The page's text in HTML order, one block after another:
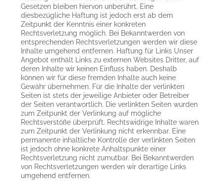
Gesetzen bleiben hiervon unberührt. Eine
diesbezügliche Haftung ist jedoch erst ab dem
Zeitpunkt der Kenntnis einer konkreten
Rechtsverletzung möglich. Bei Bekanntwerden von
entsprechenden Rechtsverletzungen werden wir diese
Inhalte umgehend entfernen. Haftung für Links Unser
Angebot enthält Links zu externen Websites Dritter, auf
deren Inhalte wir keinen Einfluss haben. Deshalb
können wir für diese fremden Inhalte auch keine
Gewähr übernehmen. Für die Inhalte der verlinkten
Seiten ist stets der jeweilige Anbieter oder Betreiber
der Seiten verantwortlich. Die verlinkten Seiten wurden
zum Zeitpunkt der Verlinkung auf mögliche
Rechtsverstöße überprüft. Rechtswidrige Inhalte waren
zum Zeitpunkt der Verlinkung nicht erkennbar. Eine
permanente inhaltliche Kontrolle der verlinkten Seiten
ist jedoch ohne konkrete Anhaltspunkte einer
Rechtsverletzung nicht zumutbar. Bei Bekanntwerden
von Rechtsverletzungen werden wir derartige Links
umgehend entfernen.